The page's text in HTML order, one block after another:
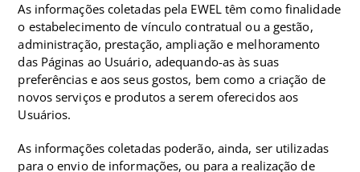
As informações coletadas pela EWEL têm como finalidade
o estabelecimento de vínculo contratual ou a gestão,
administração, prestação, ampliação e melhoramento
das Páginas ao Usuário, adequando-as às suas
preferências e aos seus gostos, bem como a criação de
novos serviços e produtos a serem oferecidos aos
Usuários.
As informações coletadas poderão, ainda, ser utilizadas
para o envio de informações, ou para a realização de